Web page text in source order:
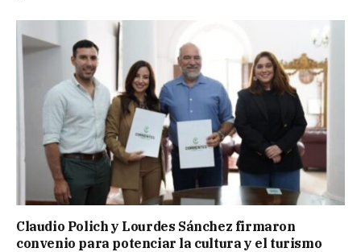
Claudio Polich y Lourdes Sánchez firmaron
convenio para potenciar la cultura y el turismo